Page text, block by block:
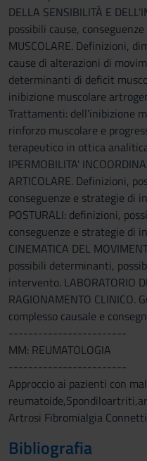
DELLA SENSIBILITÀ E
possibili cause,
MUSCOLARE. Definizioni,
cause di alterazioni di
determinanti di deficit
inibizione muscolare
Trattamenti: dell'inibizione
rinforzo muscolare e
terapeutico in ottica
IPERMOBILITA’
ARTICOLARE. Definizioni,
conseguenze e strategie di
POSTURALI: definizioni,
conseguenze e strategie di
CINEMATICA DEL
possibili determinanti,
intervento. LABORATORIO
RAGIONAMENTO CLINICO.
complesso causale e
------------------------
MM: REUMATOLOGIA
------------------------
Approccio ai pazienti con
Artrosi Fibromialgia
Bibliografia